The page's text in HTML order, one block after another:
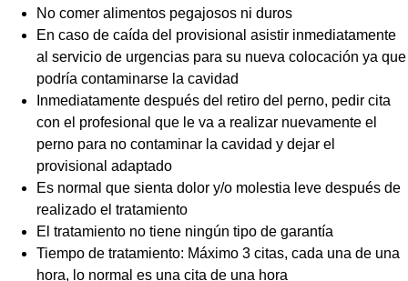
No comer alimentos pegajosos ni duros
En caso de caída del provisional asistir inmediatamente
al servicio de urgencias para su nueva colocación ya que
podría contaminarse la cavidad
Inmediatamente después del retiro del perno, pedir cita
con el profesional que le va a realizar nuevamente el
perno para no contaminar la cavidad y dejar el
provisional adaptado
Es normal que sienta dolor y/o molestia leve después de
realizado el tratamiento
El tratamiento no tiene ningún tipo de garantía
Tiempo de tratamiento: Máximo 3 citas, cada una de una
hora, lo normal es una cita de una hora